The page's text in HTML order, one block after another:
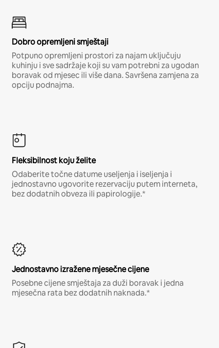
Dobro opremljeni smještaji
Potpuno opremljeni prostori za najam uključuju
kuhinju i sve sadržaje koji su vam potrebni za ugodan
boravak od mjesec ili više dana. Savršena zamjena za
opciju podnajma.
Fleksibilnost koju želite
Odaberite točne datume useljenja i iseljenja i
jednostavno ugovorite rezervaciju putem interneta,
bez dodatnih obveza ili papirologije.*
Jednostavno izražene mjesečne cijene
Posebne cijene smještaja za duži boravak i jedna
mjesečna rata bez dodatnih naknada.*